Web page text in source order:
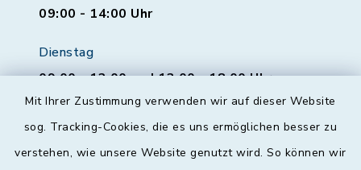
Mit Ihrer Zustimmung verwenden wir auf dieser Website
sog. Tracking-Cookies, die es uns ermöglichen besser zu
verstehen, wie unsere Website genutzt wird. So können wir
09:00 - 14:00 Uhr
Dienstag
09:00 - 12:00 und 13:00 - 18:00 Uhr